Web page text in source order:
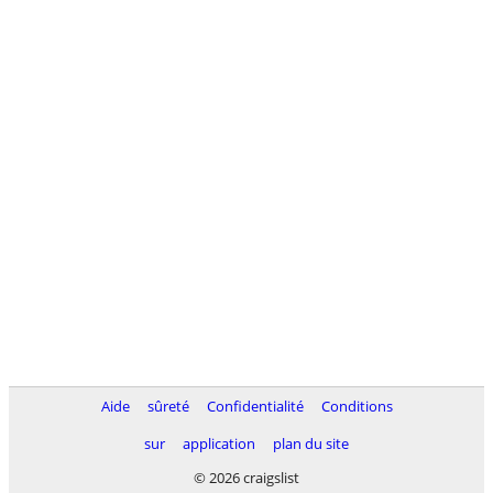
Aide sûreté Confidentialité
Conditions
sur
application
plan du site
© 2026 craigslist